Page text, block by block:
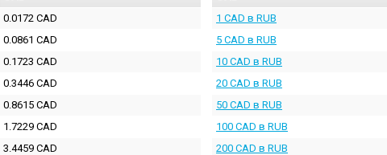
0.0172 CAD
0.0861 CAD
0.1723 CAD
0.3446 CAD
0.8615 CAD
1.7229 CAD
3.4459 CAD
1 CAD в RUB
5 CAD в RUB
10 CAD в RUB
20 CAD в RUB
50 CAD в RUB
100 CAD в RUB
200 CAD в RUB